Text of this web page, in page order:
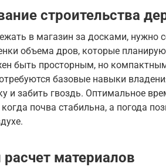
строительства
в магазин за досками, нужно
объема дров, которые
быть просторным, но
базовые навыки
и забить гвоздь. Оптимальное
почва стабильна, а погода
материалов